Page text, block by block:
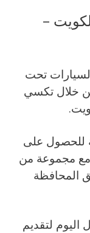
–
تحت
خلال تكسي
للحصول على
مجموعة من
المحافظة
لتقديم